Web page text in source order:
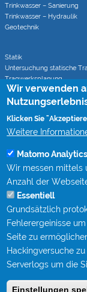
Trinkwasser – Sanierung
Trinkwasser – Hydraulik
Geotechnik
Statik
Untersuchung statische
Tragwerksplanung
Statische Berechnungen
Rohrvortrieb
Monitoring von
Wissen
Berufsbegleitende
Publikationen
Fachgespräche
Kanalgipfel
Kontakt
Impressum
Wir verwenden
Klicken Sie
Weitere
Matomo Analytics
Wir messen mittels
Anzahl der
Essentiell
Grundsätzlich
Fehlerergeinisse
Seite zu
Hackingversuche
Serverlogs um die
Einstellungen